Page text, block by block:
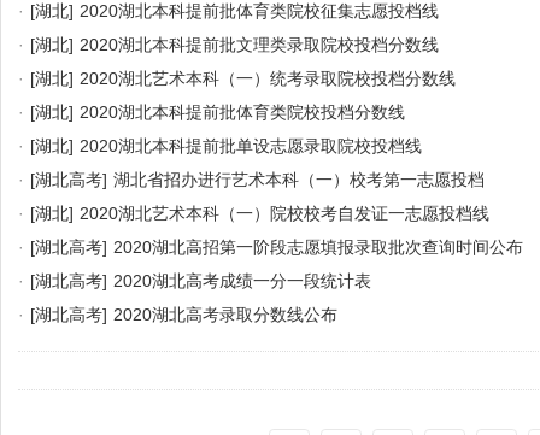
· [湖北] 2020湖北本科提前批体育类院校征集志愿投档线
· [湖北] 2020湖北本科提前批文理类录取院校投档分数线
· [湖北] 2020湖北艺术本科（一）统考录取院校投档分数线
· [湖北] 2020湖北本科提前批体育类院校投档分数线
· [湖北] 2020湖北本科提前批单设志愿录取院校投档线
· [湖北高考] 湖北省招办进行艺术本科（一）校考第一志愿投档
· [湖北] 2020湖北艺术本科（一）院校校考自发证一志愿投档线
· [湖北高考] 2020湖北高招第一阶段志愿填报录取批次查询时间公布
· [湖北高考] 2020湖北高考成绩一分一段统计表
· [湖北高考] 2020湖北高考录取分数线公布